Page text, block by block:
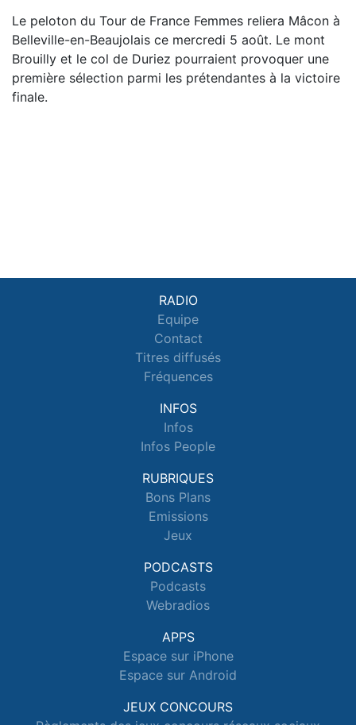
Le peloton du Tour de France Femmes reliera Mâcon à
Belleville-en-Beaujolais ce mercredi 5 août. Le mont
Brouilly et le col de Duriez pourraient provoquer une
première sélection parmi les prétendantes à la victoire
finale.
RADIO
Equipe
Contact
Titres diffusés
Fréquences
INFOS
Infos
Infos People
RUBRIQUES
Bons Plans
Emissions
Jeux
PODCASTS
Podcasts
Webradios
APPS
Espace sur iPhone
Espace sur Android
JEUX CONCOURS